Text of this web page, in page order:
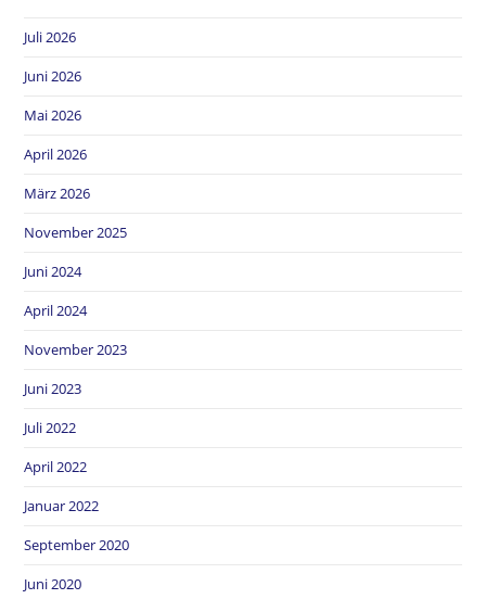
Juli 2026
Juni 2026
Mai 2026
April 2026
März 2026
November 2025
Juni 2024
April 2024
November 2023
Juni 2023
Juli 2022
April 2022
Januar 2022
September 2020
Juni 2020